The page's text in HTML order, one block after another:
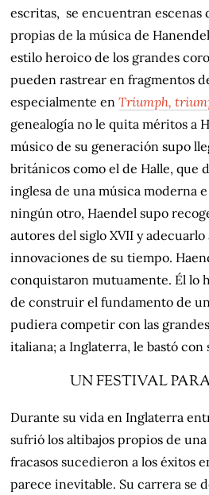
escritas, se encuentran escenas
propias de la música de
estilo heroico de los grandes
pueden rastrear en fragmentos
especialmente enTriumph,
genealogía no le quita méritos a
músico de su generación supo
británicos como el de Halle, que
inglesa de una música moderna
ningún otro, Haendel supo
autores del siglo XVII y adecuarlo
innovaciones de su tiempo.
conquistaron mutuamente. Él lo
de construir el fundamento de
pudiera competir con las
italiana; a Inglaterra, le bastó con
UN FESTIVAL
Durante su vida en Inglaterra
sufrió los altibajos propios de
fracasos sucedieron a los éxitos
parece inevitable. Su carrera se